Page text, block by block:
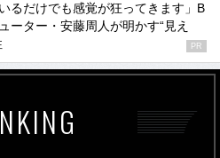
るだけでも感覚が狂ってきます」B
ーター・安藤周人が明かす“見え
PR